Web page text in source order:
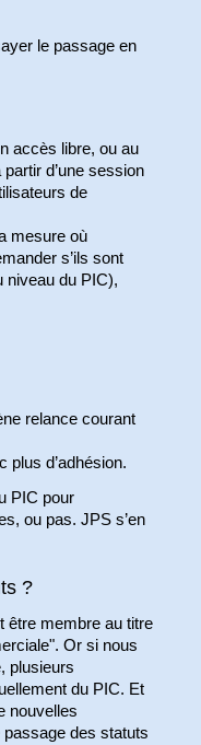
le passage en
accès libre, ou au
d’une session
de
mesure où
s’ils sont
niveau du PIC),
relance courant
plus d’adhésion.
PIC pour
ou pas. JPS s’en
?
être membre au titre
Or si nous
plusieurs
du PIC. Et
nouvelles
des statuts